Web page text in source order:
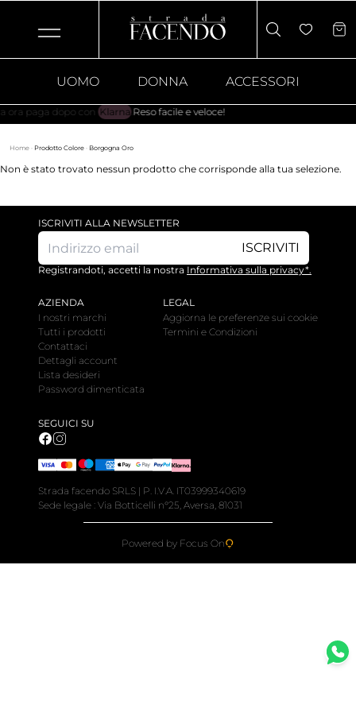
UOMO DONNA ACCESSORI
paga dopo con Klarna. Reso facile e veloce!
Home · Prodotto Colore · Borgogna Oro
Non è stato trovato nessun prodotto che corrisponde alla tua selezione.
ISCRIVITI ALLA NEWSLETTER
ISCRIVITI
Registrandoti, accetti la nostra Informativa sulla privacy*.
AZIENDA
I nostri marchi
Tutti i prodotti
Contattaci
Dettagli account
Lista desideri
Password dimenticata
LEGAL
Aggiorna le preferenze sui cookie
Termini e Condizioni
SEGUICI SU
Strada facendo SRLS | P. I.V.A. IT03999340619
Sede legale : Via Botticelli n°25, Aversa, 81031
Powered by Focus On